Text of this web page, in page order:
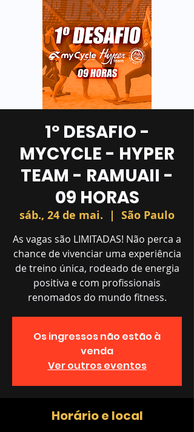
1º DESAFIO -
MYCYCLE - HYPER
TEAM - RAMUAII -
09 HORAS
sáb., 24 de mai.
  |
São Paulo
As vagas são LIMITADAS! Não perca a
chance de vivenciar uma experiência
de treino única, rodeado de energia
positiva e com profissionais
renomados do mundo fitness.
Os ingressos não estão à
venda
Ver outros eventos
Horário e local